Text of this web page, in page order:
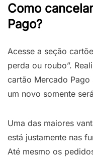
Como
Pago?
Acesse a seção
perda ou roubo”.
cartão Mercado Pago
um novo somente
Uma das maiores
está justamente nas
Até mesmo os